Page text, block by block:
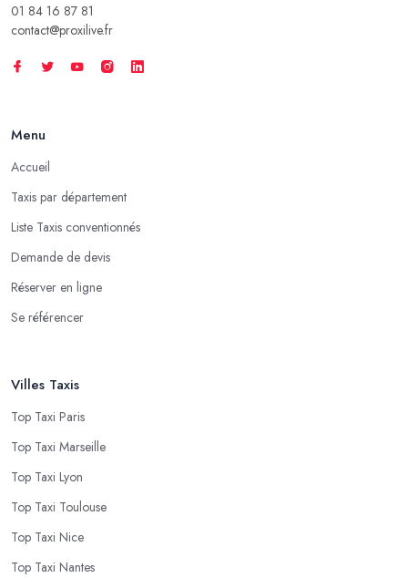
01 84 16 87 81
contact@proxilive.fr
Menu
Accueil
Taxis par département
Liste Taxis conventionnés
Demande de devis
Réserver en ligne
Se référencer
Villes Taxis
Top Taxi Paris
Top Taxi Marseille
Top Taxi Lyon
Top Taxi Toulouse
Top Taxi Nice
Top Taxi Nantes